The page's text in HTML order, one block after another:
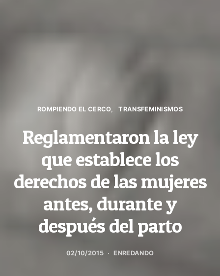
ROMPIENDO EL CERCO TRANSFEMINISMOS
Reglamentaron la ley
que establece los
derechos de las mujeres
antes, durante y
después del parto
02/10/2015 ENREDANDO